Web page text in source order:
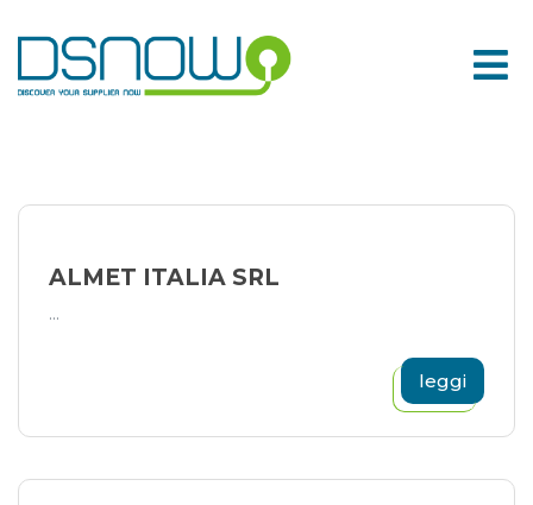
to
content
ALMET ITALIA SRL
...
leggi